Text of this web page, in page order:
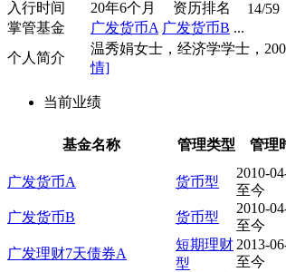
入行时间
20年6个月 资历排名
14/59
掌管基金
广发货币A 广发货币B ...
个人简介
温秀娟女士，经济学学士，
情]
当前业绩
基金名称 管理类型 管理
广发货币A
货币型
2010-
至今
广发货币B 货币型
2010-
至今
广发理财7天债券A
短期理财
型
2013-
至今